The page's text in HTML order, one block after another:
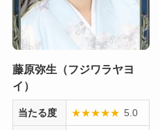
藤原弥生（フジワラヤヨ
イ）
当たる度 ★★★★★ 5.0